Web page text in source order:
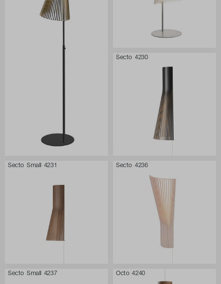
Secto 4230
Secto Small 4231 Secto 4236
Secto Small 4237 Octo 4240